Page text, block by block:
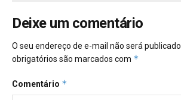
Deixe um comentário
O seu endereço de e-mail não será publicado.
obrigatórios são marcados com *
Comentário *